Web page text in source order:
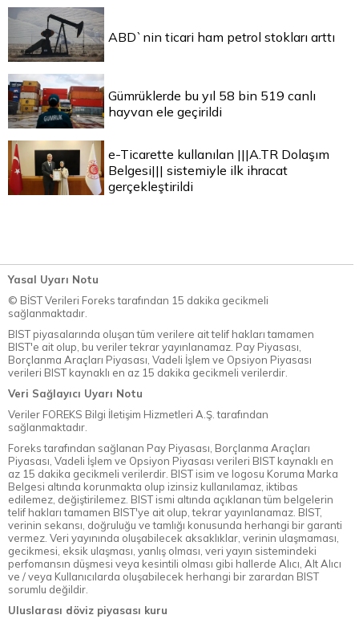
ABD`nin ticari ham petrol stokları arttı
Gümrüklerde bu yıl 58 bin 519 canlı
hayvan ele geçirildi
e-Ticarette kullanılan |||A.TR Dolaşım
Belgesi||| sistemiyle ilk ihracat
gerçekleştirildi
Yasal Uyarı Notu
© BİST Verileri Foreks tarafından 15 dakika gecikmeli
sağlanmaktadır.
BIST piyasalarında oluşan tüm verilere ait telif hakları tamamen
BIST'e ait olup, bu veriler tekrar yayınlanamaz. Pay Piyasası,
Borçlanma Araçları Piyasası, Vadeli İşlem ve Opsiyon Piyasası
verileri BIST kaynaklı en az 15 dakika gecikmeli verilerdir.
Veri Sağlayıcı Uyarı Notu
Veriler FOREKS Bilgi İletişim Hizmetleri A.Ş. tarafından
sağlanmaktadır.
Foreks tarafından sağlanan Pay Piyasası, Borçlanma Araçları
Piyasası, Vadeli İşlem ve Opsiyon Piyasası verileri BIST kaynaklı en
az 15 dakika gecikmeli verilerdir. BIST isim ve logosu Koruma Marka
Belgesi altında korunmakta olup izinsiz kullanılamaz, iktibas
edilemez, değiştirilemez. BIST ismi altında açıklanan tüm belgelerin
telif hakları tamamen BIST'ye ait olup, tekrar yayınlanamaz. BIST,
verinin sekansı, doğruluğu ve tamlığı konusunda herhangi bir garanti
vermez. Veri yayınında oluşabilecek aksaklıklar, verinin ulaşmaması,
gecikmesi, eksik ulaşması, yanlış olması, veri yayın sistemindeki
perfomansın düşmesi veya kesintili olması gibi hallerde Alıcı, Alt Alıcı
ve / veya Kullanıcılarda oluşabilecek herhangi bir zarardan BIST
sorumlu değildir.
Uluslarası döviz piyasası kuru